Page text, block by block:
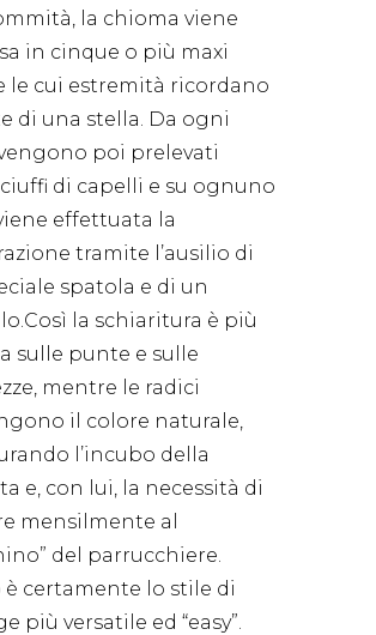
la chioma viene
in cinque o più maxi
le cui estremità ricordano
di una stella. Da ogni
poi prelevati
di capelli e su ognuno
effettuata la
tramite l’ausilio di
spatola e di un
la schiaritura è più
sulle punte e sulle
mentre le radici
il colore naturale,
l’incubo della
e, con lui, la necessità di
mensilmente al
del parrucchiere.
è certamente lo stile di
più versatile ed “easy”.